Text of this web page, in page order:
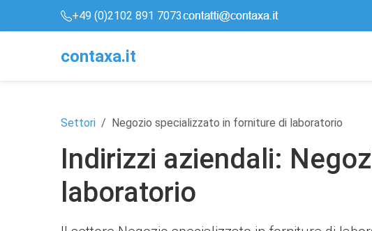
+49 (0)2102 891 7073
contaxa.it
Settori Negozio specializzato in forniture di laboratorio
Indirizzi aziendali:
laboratorio